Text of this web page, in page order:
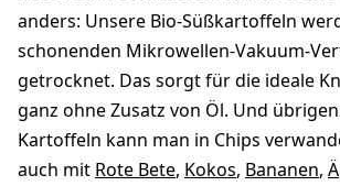
anders: Unsere Bio-Süßkartoffeln
schonenden Mikrowellen-Vakuum-
getrocknet. Das sorgt für die ideale
ganz ohne Zusatz von Öl. Und
Kartoffeln kann man in Chips
auch mit Rote Bete, Kokos, Bananen,